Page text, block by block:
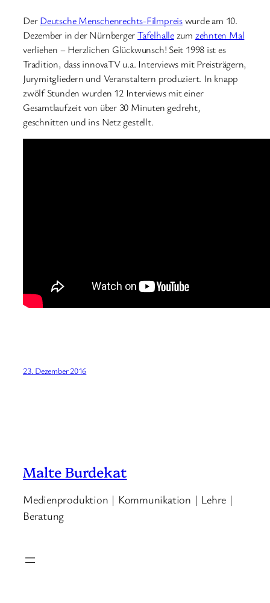
DerDeutsche Menschenrechts-Filmpreiswurde am 10.
Dezember in der NürnbergerTafelhallezum zehnten Mal
verliehen – Herzlichen Glückwunsch! Seit 1998 ist es
Tradition, dass innovaTV u.a. Interviews mit Preisträgern,
Jurymitgliedern und Veranstaltern produziert. In knapp
zwölf Stunden wurden 12 Interviews mit einer
Gesamtlaufzeit von über 30 Minuten gedreht,
geschnitten und ins Netz gestellt.
23. Dezember 2016
Malte Burdekat
Medienproduktion | Kommunikation | Lehre |
Beratung